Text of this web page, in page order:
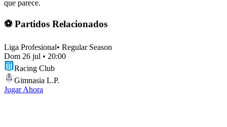
que parece.
⚽ Partidos Relacionados
Liga Profesional• Regular Season
Dom 26 jul • 20:00
Racing Club
Gimnasia L.P.
Jugar Ahora